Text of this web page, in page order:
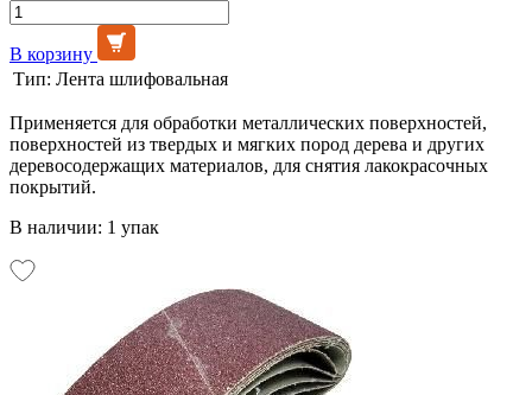
В корзину
Тип: Лента шлифовальная
Применяется для обработки металлических поверхностей,
поверхностей из твердых и мягких пород дерева и других
деревосодержащих материалов, для снятия лакокрасочных
покрытий.
В наличии: 1 упак